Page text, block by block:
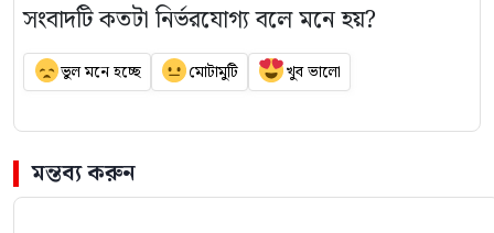
সংবাদটি কতটা নির্ভরযোগ্য বলে মনে হয়?
ভুল মনে হচ্ছে মোটামুটি খুব ভালো
মন্তব্য করুন